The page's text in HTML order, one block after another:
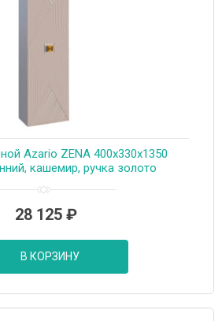
Azario ZENA 400х330х1350
кашемир, ручка золото
28 125 ₽
В КОРЗИНУ